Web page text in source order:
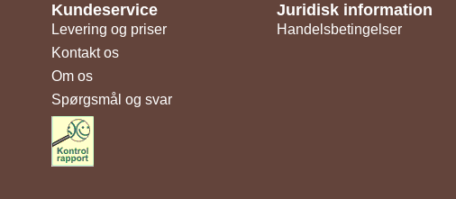
Kundeservice
Levering og priser
Kontakt os
Om os
Spørgsmål og svar
Juridisk information
Handelsbetingelser